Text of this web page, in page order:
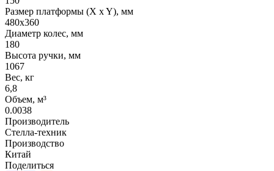
Размер платформы (X x Y), мм
480х360
Диаметр колес, мм
180
Высота ручки, мм
1067
Вес, кг
6,8
Объем, м³
0.0038
Производитель
Стелла-техник
Производство
Китай
Поделиться